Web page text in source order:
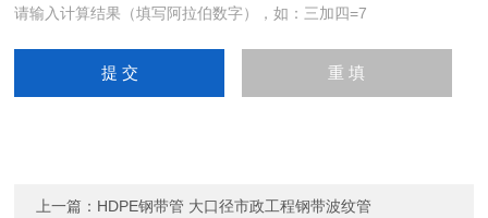
请输入计算结果（填写阿拉伯数字），如：三加四=7
上一篇： HDPE钢带管 大口径市政工程钢带波纹管